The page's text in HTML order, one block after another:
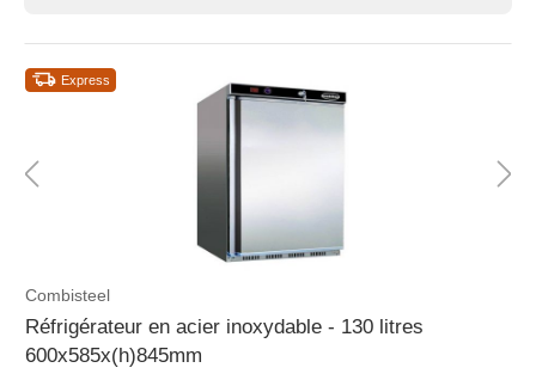
Express
Combisteel
Réfrigérateur en acier inoxydable - 130 litres
600x585x(h)845mm